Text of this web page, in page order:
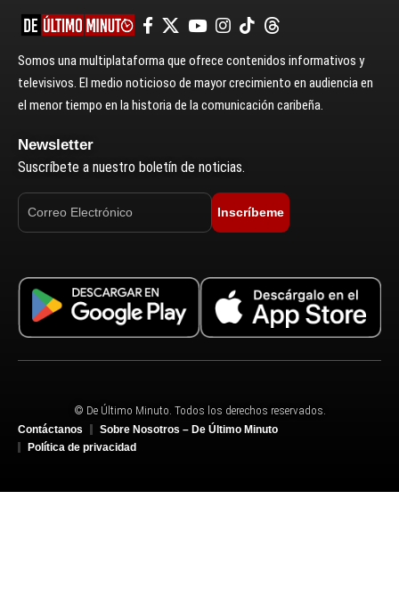
Somos una multiplataforma que ofrece contenidos informativos y
televisivos. El medio noticioso de mayor crecimiento en audiencia en
el menor tiempo en la historia de la comunicación caribeña.
Newsletter
Suscríbete a nuestro boletín de noticias.
Inscríbeme
© De Último Minuto. Todos los derechos reservados.
Contáctanos
Sobre Nosotros – De Último Minuto
Política de privacidad